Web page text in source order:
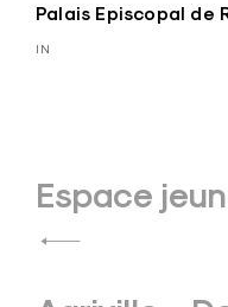
Palais Episcopal de
IN
Navigation
de
Espace